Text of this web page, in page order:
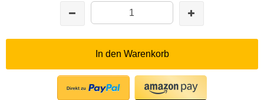
In den Warenkorb